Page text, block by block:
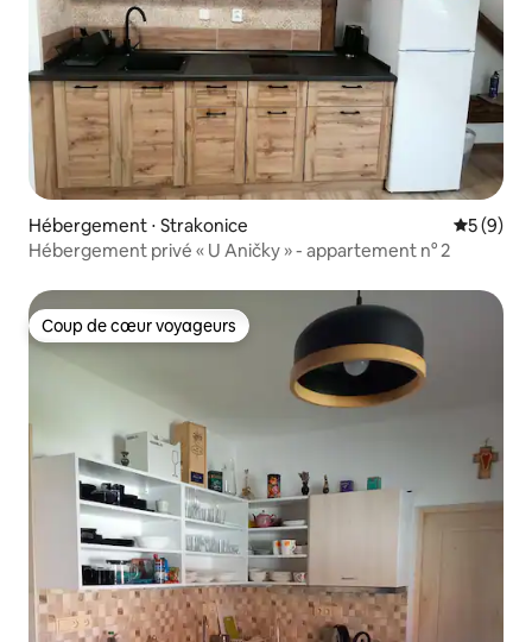
Hébergement ⋅ Strakonice
5 (9)
Hébergement privé « U Aničky » - appartement n° 2
Coup de cœur voyageurs
Coup de cœur voyageurs